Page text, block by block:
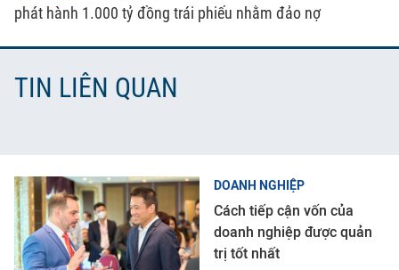
phát hành 1.000 tỷ đồng trái phiếu nhằm đảo nợ
TIN LIÊN QUAN
DOANH NGHIỆP
Cách tiếp cận vốn của
doanh nghiệp được quản
trị tốt nhất